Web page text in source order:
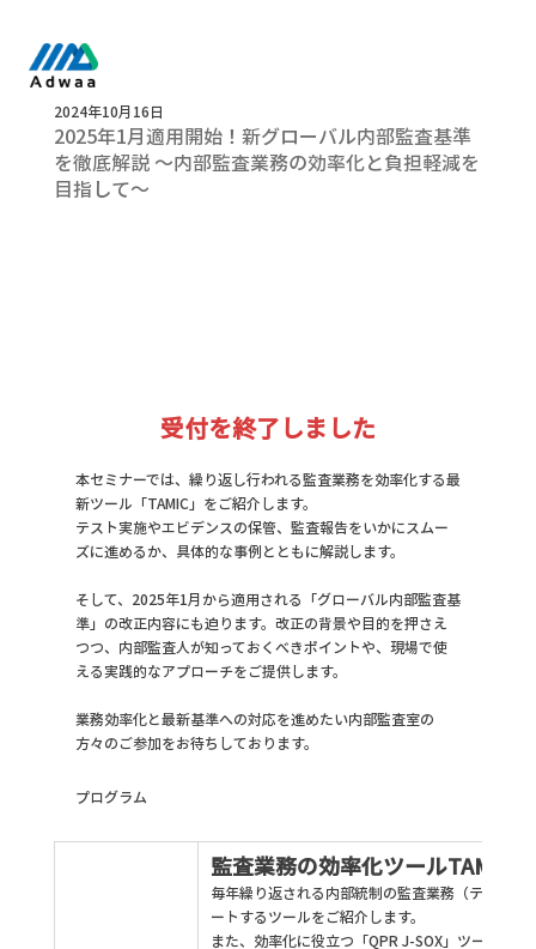
2025年1月適用開始！新グローバル内部監査基準
を徹底解説 ～内部監査業務の効率化と負担軽減を
目指して～
2024年10月16日
受付を終了しました
本セミナーでは、繰り返し行われる監査業務を効率化する最
新ツール「TAMIC」をご紹介します。
テスト実施やエビデンスの保管、監査報告をいかにスムー
ズに進めるか、具体的な事例とともに解説します。
そして、2025年1月から適用される「グローバル内部監査基
準」の改正内容にも迫ります。改正の背景や目的を押さえ
つつ、内部監査人が知っておくべきポイントや、現場で使
える実践的なアプローチをご提供します。
業務効率化と最新基準への対応を進めたい内部監査室の
方々のご参加をお待ちしております。
プログラム
監査業務の効率化ツールTAMIC
毎年繰り返される内部統制の監査業務（テスト
ートするツールをご紹介します。
また、効率化に役立つ「QPR J-SOX」ツールと